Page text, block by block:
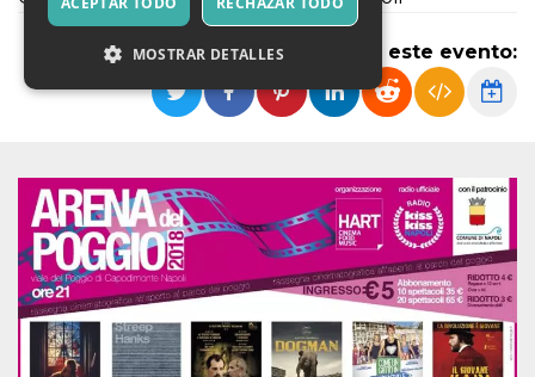
Compartir este evento:
MOSTRAR DETALLES
Las cookies estrictamente necesarias permiten
la funcionalidad principal del sitio web, como
el inicio de sesión de usuario y la gestión de
cuentas. El sitio web no se puede utilizar
correctamente sin las cookies estrictamente
necesarias.
Nombre
Proveedor /
Dominio
Vencimiento Descripción